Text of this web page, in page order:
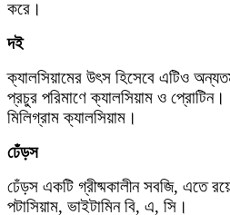
করে।
দই
ক্যালসিয়ামের উৎস হিসেবে এটিও
প্রচুর পরিমাণে ক্যালসিয়াম ও
মিলিগ্রাম ক্যালসিয়াম।
ঢেঁড়স
ঢেঁড়স একটি গ্রীষ্মকালীন সবজি, এতে
পটাসিয়াম, ভাইটামিন বি, এ, সি।